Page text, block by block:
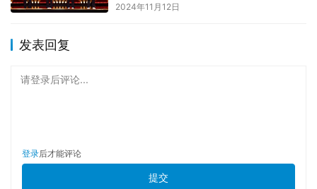
2024年11月12日
发表回复
请登录后评论...
登录后才能评论
提交